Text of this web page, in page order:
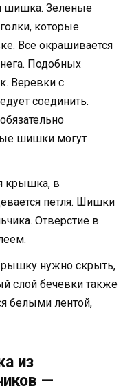
шишка. Зеленые
которые
Все окрашивается
Подобных
Веревки с
соединить.
шишки могут
крышка, в
петля. Шишки
Отверстие в
нужно скрыть,
слой бечевки также
белыми лентой,
из
—